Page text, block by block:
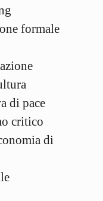
formale
di pace
critico
di